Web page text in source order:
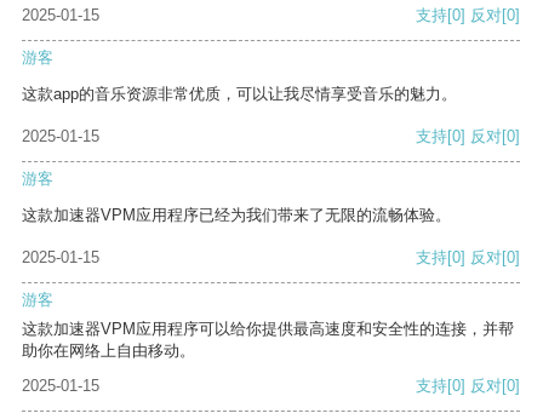
2025-01-15
支持[0] 反对[0]
游客
这款app的音乐资源非常优质，可以让我尽情享受音乐的魅力。
2025-01-15 支持[0] 反对[0]
游客
这款加速器VPM应用程序已经为我们带来了无限的流畅体验。
2025-01-15 支持[0] 反对[0]
游客
这款加速器VPM应用程序可以给你提供最高速度和安全性的连接，并帮
助你在网络上自由移动。
2025-01-15
支持[0] 反对[0]